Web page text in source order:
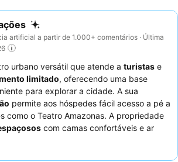
artificial a partir de 1.000+ comentários · Última
urbano versátil que atende a turistas e
limitado, oferecendo uma base
para explorar a cidade. A sua
permite aos hóspedes fácil acesso a pé a
como o Teatro Amazonas. A propriedade
com camas confortáveis e ar
a